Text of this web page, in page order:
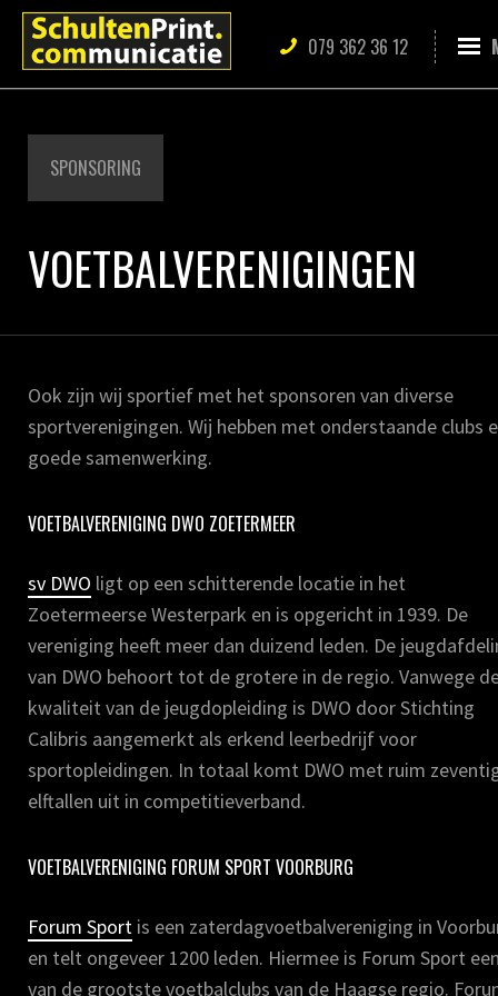
079 362 36 12
SPONSORING
VOETBALVERENIGINGEN
Ook zijn wij sportief met het sponsoren van diverse
sportverenigingen. Wij hebben met onderstaande clubs
goede samenwerking.
VOETBALVERENIGING DWO ZOETERMEER
sv DWO ligt op een schitterende locatie in het
Zoetermeerse Westerpark en is opgericht in 1939. De
vereniging heeft meer dan duizend leden. De
van DWO behoort tot de grotere in de regio. Vanwege
kwaliteit van de jeugdopleiding is DWO door Stichting
Calibris aangemerkt als erkend leerbedrijf voor
sportopleidingen. In totaal komt DWO met ruim
elftallen uit in competitieverband.
VOETBALVERENIGING FORUM SPORT VOORBURG
Forum Sport is een zaterdagvoetbalvereniging in
en telt ongeveer 1200 leden. Hiermee is Forum Sport een
van de grootste voetbalclubs van de Haagse regio.